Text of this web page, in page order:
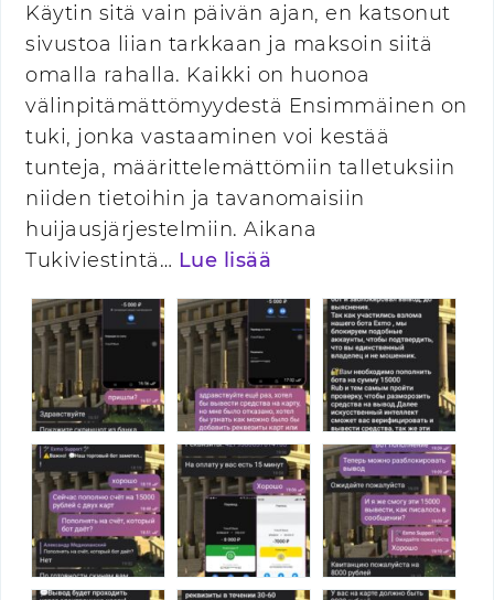
Käytin sitä vain päivän ajan, en katsonut
sivustoa liian tarkkaan ja maksoin siitä
omalla rahalla. Kaikki on huonoa
välinpitämättömyydestä Ensimmäinen on
tuki, jonka vastaaminen voi kestää
tunteja, määrittelemättömiin talletuksiin
niiden tietoihin ja tavanomaisiin
huijausjärjestelmiin. Aikana
Tukiviestintä… Lue lisää